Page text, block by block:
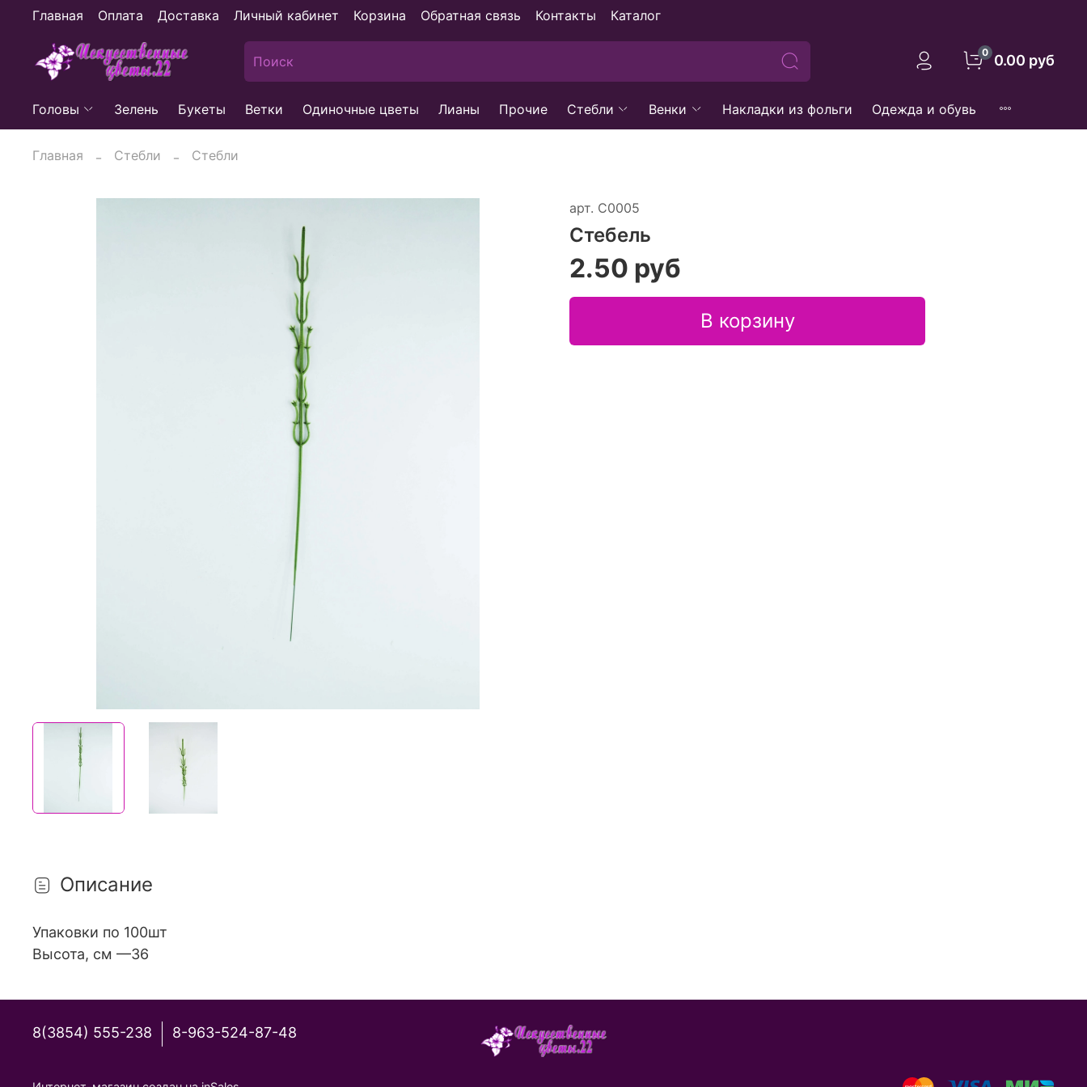
Главная Оплата Доставка Личный кабинет Корзина Обратная связь Контакты Каталог
0 0.00 руб
Головы Зелень Букеты Ветки Одиночные цветы Лианы Прочие Стебли Венки Накладки из фольги Одежда и обувь
Главная Стебли Стебли
арт. С0005
Стебель
2.50 руб
В корзину
Описание
Упаковки по 100шт
Высота, см —36
8(3854) 555-238 8-963-524-87-48